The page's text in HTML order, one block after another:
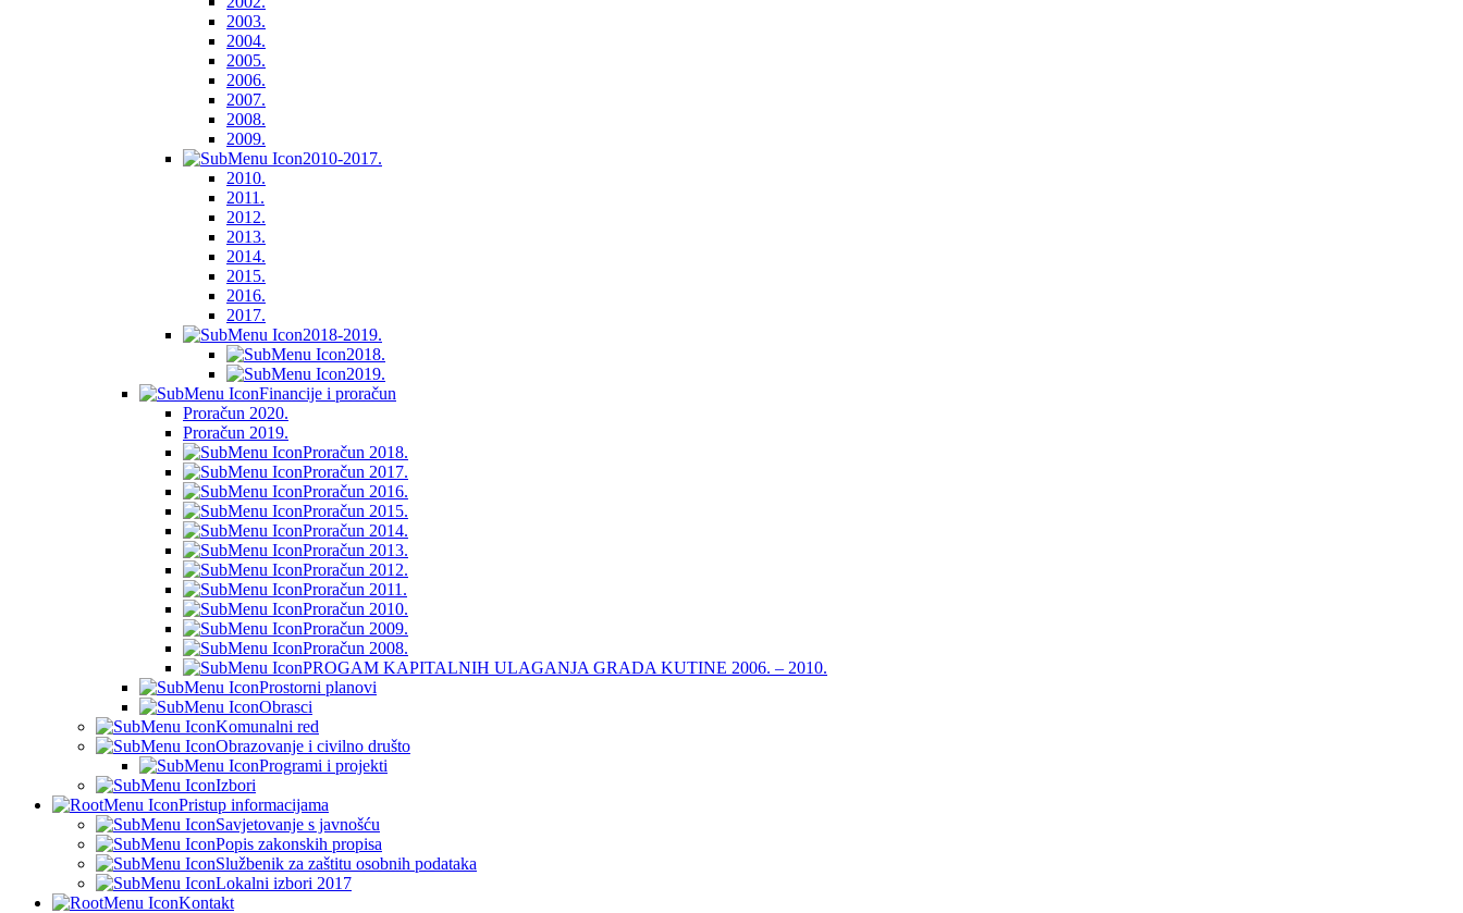
2003.
2004.
2005.
2006.
2007.
2008.
2009.
2010-2017.
2010.
2011.
2012.
2013.
2014.
2015.
2016.
2017.
2018-2019.
2018.
2019.
Financije i proračun
Proračun 2020.
Proračun 2019.
Proračun 2018.
Proračun 2017.
Proračun 2016.
Proračun 2015.
Proračun 2014.
Proračun 2013.
Proračun 2012.
Proračun 2011.
Proračun 2010.
Proračun 2009.
Proračun 2008.
PROGAM KAPITALNIH ULAGANJA GRADA KUTINE 2006. – 2010.
Prostorni planovi
Obrasci
Komunalni red
Obrazovanje i civilno društo
Programi i projekti
Izbori
Pristup informacijama
Savjetovanje s javnošću
Popis zakonskih propisa
Službenik za zaštitu osobnih podataka
Lokalni izbori 2017
Kontakt